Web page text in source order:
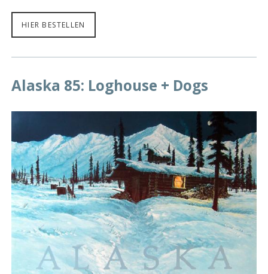
HIER BESTELLEN
Alaska 85: Loghouse + Dogs